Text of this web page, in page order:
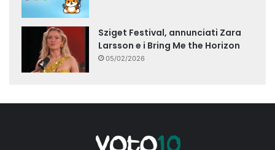
Sziget Festival, annunciati Zara
Larsson e i Bring Me the Horizon
05/02/2026